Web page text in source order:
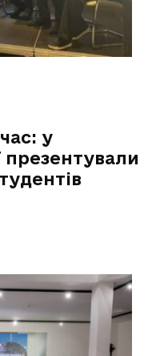
у
презентували